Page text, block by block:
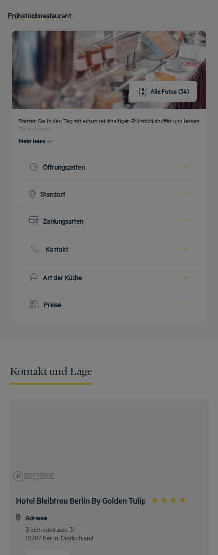
HÄUFIG
FRAGEN
Get a
callback
KONTAKTIEREN
SIE UNS
Frühstücksrestaurant
Alle Fotos (54)
Starten Sie in den Tag mit einem reichhaltigen Frühstücksbuffet und lassen
Sie sich vom...
Mehr lesen
Öffnungszeiten
07:00 - 10:00
Standort
Zahlungsarten
Kreditkarten
Kontakt
Email : info@goldentulipbleibtreuberlin.com
Art der Küche
Frühstücksbuffet
Preise
Kontakt und Lage
Hotel Bleibtreu Berlin By Golden Tulip
Adresse
Bleibtreustrasse 31
10707 Berlin, Deutschland